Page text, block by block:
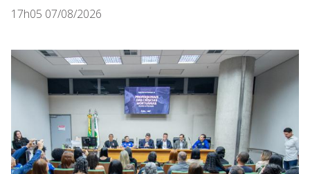
17h05 07/08/2026